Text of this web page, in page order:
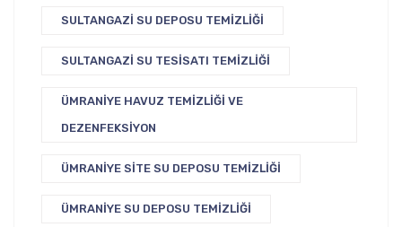
SULTANGAZI SU DEPOSU TEMIZLIĞI
SULTANGAZI SU TESISATI TEMIZLIĞI
ÜMRANIYE HAVUZ TEMIZLIĞI VE
DEZENFEKSIYON
ÜMRANIYE SITE SU DEPOSU TEMIZLIĞI
ÜMRANIYE SU DEPOSU TEMIZLIĞI